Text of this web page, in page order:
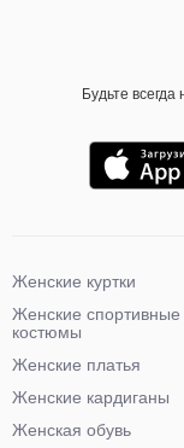
Будьте
Женские куртки
Женские спортивные
костюмы
Женские платья
Женские кардиганы
Женская обувь